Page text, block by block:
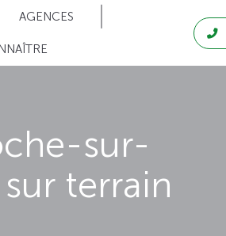
AGENCES
sur-
terrain